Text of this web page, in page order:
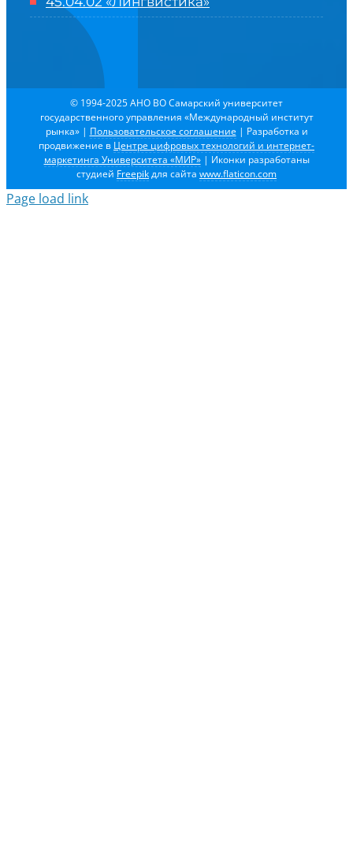
© 1994-2025 АНО ВО Самарский университет
государственного управления «Международный институт
рынка» | Пользовательское соглашение | Разработка и
продвижение в Центре цифровых технологий и интернет-
маркетинга Университета «МИР»| Иконки разработаны
студией Freepikдля сайта www.flaticon.com
Page load link